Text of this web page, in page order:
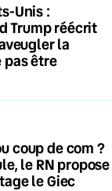
Unis :
Trump réécrit
la
pas être
coup de com ?
le RN propose
le Giec